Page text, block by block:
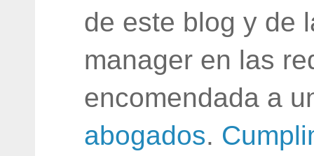
de este blog y de
manager en las
encomendada a
abogados.